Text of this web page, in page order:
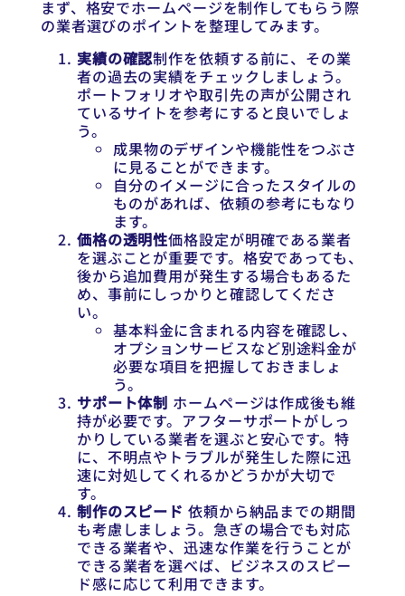
まず、格安でホームページを制作してもらう際
の業者選びのポイントを整理してみます。
実績の確認制作を依頼する前に、その業
者の過去の実績をチェックしましょう。
ポートフォリオや取引先の声が公開され
ているサイトを参考にすると良いでしょ
う。
成果物のデザインや機能性をつぶさ
に見ることができます。
自分のイメージに合ったスタイルの
ものがあれば、依頼の参考にもなり
ます。
価格の透明性価格設定が明確である業者
を選ぶことが重要です。格安であっても、
後から追加費用が発生する場合もあるた
め、事前にしっかりと確認してくださ
い。
基本料金に含まれる内容を確認し、
オプションサービスなど別途料金が
必要な項目を把握しておきましょ
う。
サポート体制 ホームページは作成後も維
持が必要です。アフターサポートがしっ
かりしている業者を選ぶと安心です。特
に、不明点やトラブルが発生した際に迅
速に対処してくれるかどうかが大切で
す。
制作のスピード 依頼から納品までの期間
も考慮しましょう。急ぎの場合でも対応
できる業者や、迅速な作業を行うことが
できる業者を選べば、ビジネスのスピー
ド感に応じて利用できます。